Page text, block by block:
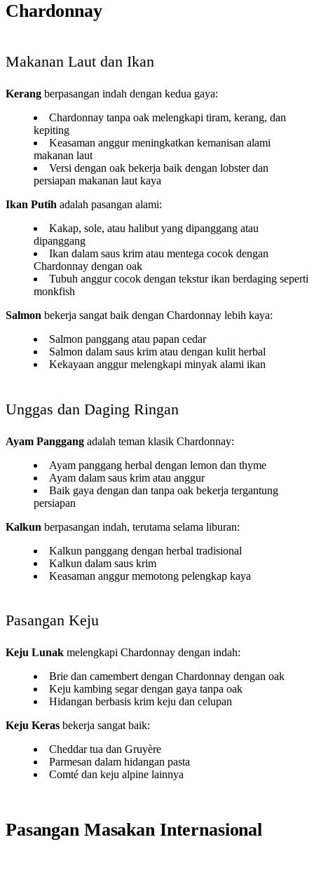
Chardonnay
Makanan Laut dan Ikan
Kerang berpasangan indah dengan kedua gaya:
Chardonnay tanpa oak melengkapi tiram, kerang, dan
kepiting
Keasaman anggur meningkatkan kemanisan alami
makanan laut
Versi dengan oak bekerja baik dengan lobster dan
persiapan makanan laut kaya
Ikan Putih adalah pasangan alami:
Kakap, sole, atau halibut yang dipanggang atau
dipanggang
Ikan dalam saus krim atau mentega cocok dengan
Chardonnay dengan oak
Tubuh anggur cocok dengan tekstur ikan berdaging seperti
monkfish
Salmon bekerja sangat baik dengan Chardonnay lebih kaya:
Salmon panggang atau papan cedar
Salmon dalam saus krim atau dengan kulit herbal
Kekayaan anggur melengkapi minyak alami ikan
Unggas dan Daging Ringan
Ayam Panggang adalah teman klasik Chardonnay:
Ayam panggang herbal dengan lemon dan thyme
Ayam dalam saus krim atau anggur
Baik gaya dengan dan tanpa oak bekerja tergantung
persiapan
Kalkun berpasangan indah, terutama selama liburan:
Kalkun panggang dengan herbal tradisional
Kalkun dalam saus krim
Keasaman anggur memotong pelengkap kaya
Pasangan Keju
Keju Lunak melengkapi Chardonnay dengan indah:
Brie dan camembert dengan Chardonnay dengan oak
Keju kambing segar dengan gaya tanpa oak
Hidangan berbasis krim keju dan celupan
Keju Keras bekerja sangat baik:
Cheddar tua dan Gruyère
Parmesan dalam hidangan pasta
Comté dan keju alpine lainnya
Pasangan Masakan Internasional